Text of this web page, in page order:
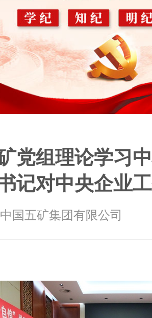
党组理论学习
记对中央企业
国五矿集团有限公司